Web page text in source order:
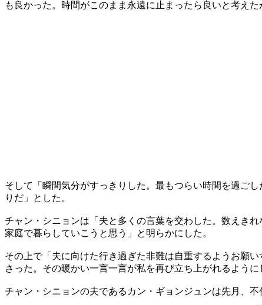
も良かった。時間がこのまま永遠に止まったら良いと考え
そして「瞬間気分がすっきりした。最もつらい時間を過ご
りだ」とした。
チャン・シニョンは「夫と多くの言葉を交わした。数えき
家庭で暮らしていこうと思う」と明らかにした。
その上で「夫に向けた行き過ぎた非難は自重するようお願
さった。その暖かい一言一言が私を再び立ち上がれるよう
チャン・シニョンの夫であるカン・ギョンジュンは先月、